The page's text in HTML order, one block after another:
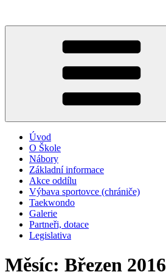
Úvod
O Škole
Nábory
Základní informace
Akce oddílu
Výbava sportovce (chrániče)
Taekwondo
Galerie
Partneři, dotace
Legislativa
Měsíc: Březen 2016